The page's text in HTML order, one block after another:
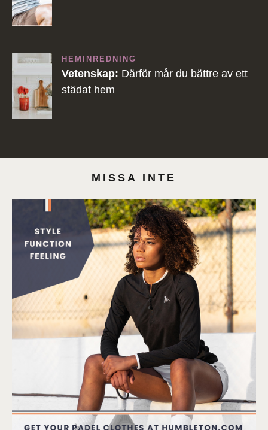
HEMINREDNING
Vetenskap: Därför mår du bättre av ett
städat hem
MISSA INTE